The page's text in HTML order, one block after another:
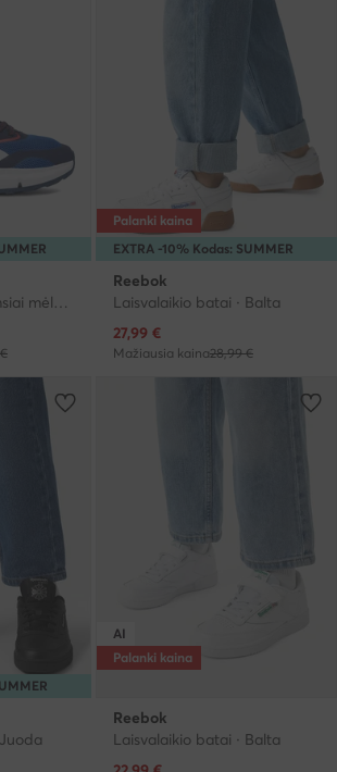
Bėgimo batai · Tamsiai mėlyna
EXTRA -10% Kodas: SUMMER
Palanki kaina
Reebok
Laisvalaikio batai · Balta
Dabartinė kaina
27,99 €
Mažiausia kaina28,99 €
AI
Palanki kaina
Reebok
Laisvalaikio batai · Balta